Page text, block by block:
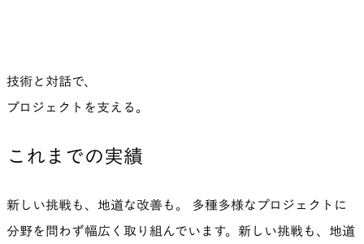
技術と対話で、
プロジェクトを支える。
これまでの実績
新しい挑戦も、地道な改善も。 多種多様なプロジェクトに
分野を問わず幅広く取り組んでいます。 新しい挑戦も、地道